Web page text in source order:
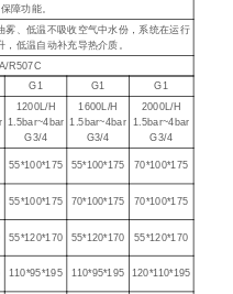
障功能。
雾、低温不吸收空气中水份，系统在运行
低温自动补充导热介质。
R507C
G1 G1 G1
1200L/H
1.5bar~4bar
G3/4
1600L/H
1.5bar~4bar
G3/4
2000L/H
1.5bar~4bar
G3/4
55*100*175 55*100*175 70*100*175
55*100*175 70*100*175 70*100*175
55*120*170 55*120*170 55*120*170
110*95*195 110*95*195 120*110*195